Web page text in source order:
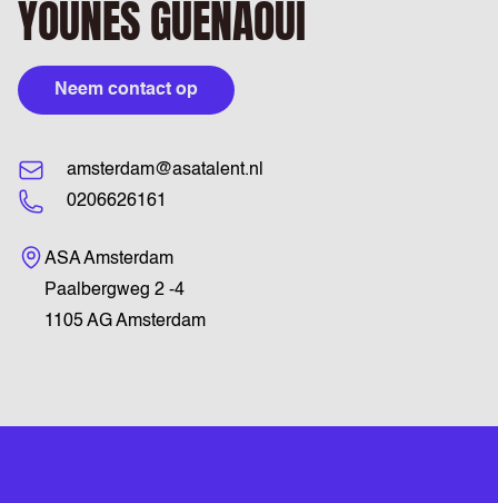
YOUNES GUENAOUI
Neem contact op
amsterdam@asatalent.nl
0206626161
Bezoekadres
ASA Amsterdam
Paalbergweg 2 -4
1105 AG Amsterdam